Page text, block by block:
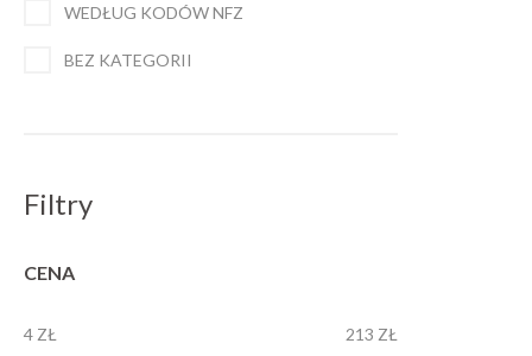
WEDŁUG KODÓW NFZ
BEZ KATEGORII
Filtry
CENA
4 ZŁ 213 ZŁ